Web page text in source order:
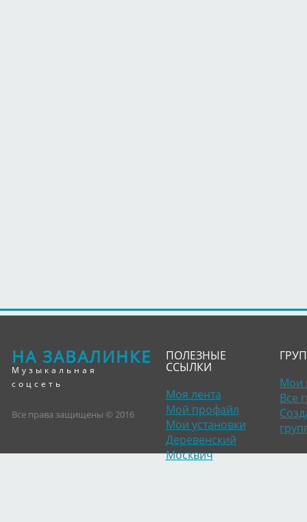
НА ЗАВАЛИНКЕ
Музыкальная
соцсеть
Все права защищены © 2016
ПОЛЕЗНЫЕ
ССЫЛКИ
Моя лента
Мой профайл
Мои установки
Деревенский
Москвич
Мои
Все